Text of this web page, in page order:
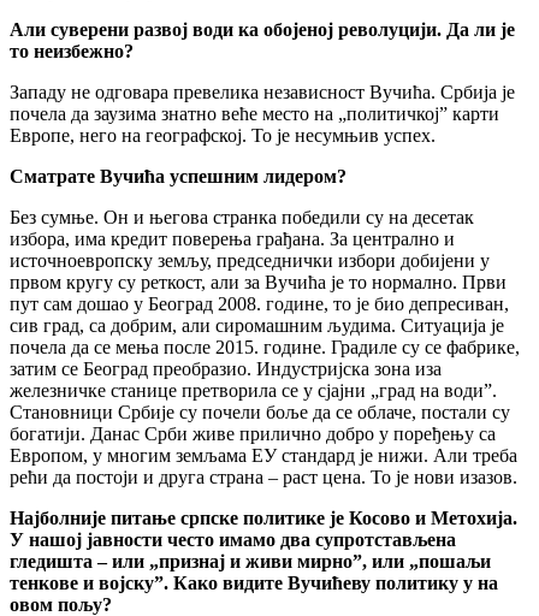
Али суверени развој води ка обојеној револуцији. Да ли је
то неизбежно?
Западу не одговара превелика независност Вучића. Србија је
почела да заузима знатно веће место на „политичкој” карти
Европе, него на географској. То је несумњив успех.
Сматрате Вучића успешним лидером?
Без сумње. Он и његова странка победили су на десетак
избора, има кредит поверења грађана. За централно и
источноевропску земљу, председнички избори добијени у
првом кругу су реткост, али за Вучића је то нормално. Први
пут сам дошао у Београд 2008. године, то је био депресиван,
сив град, са добрим, али сиромашним људима. Ситуација је
почела да се мења после 2015. године. Градиле су се фабрике,
затим се Београд преобразио. Индустријска зона иза
железничке станице претворила се у сјајни „град на води”.
Становници Србије су почели боље да се облаче, постали су
богатији. Данас Срби живе прилично добро у поређењу са
Европом, у многим земљама ЕУ стандард је нижи. Али треба
рећи да постоји и друга страна – раст цена. То је нови изазов.
Најболније питање српске политике је Косово и Метохија.
У нашој јавности често имамо два супротстављена
гледишта – или „признај и живи мирно”, или „пошаљи
тенкове и војску”. Како видите Вучићеву политику у на
овом пољу?